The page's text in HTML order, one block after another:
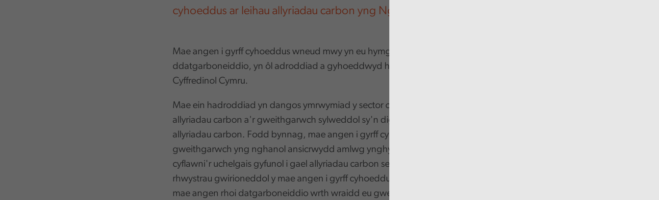
cyhoeddus ar leihau allyriadau carbon yng Nghymru
Mae angen i gyrff cyhoeddus wneud mwy yn eu hymgyrch i
ddatgarboneiddio, yn ôl adroddiad a gyhoeddwyd heddiw gan Archwilydd
Cyffredinol Cymru.
Mae ein hadroddiad yn dangos ymrwymiad y sector cyhoeddus i leihau
allyriadau carbon a'r gweithgarwch sylweddol sy'n digwydd i leihau
allyriadau carbon. Fodd bynnag, mae angen i gyrff cyhoeddus gyflymu eu
gweithgarwch yng nghanol ansicrwydd amlwg ynghylch a fyddant yn
cyflawni'r uchelgais gyfunol i gael allyriadau carbon sero-net erbyn 2030. Mae
rhwystrau gwirioneddol y mae angen i gyrff cyhoeddus fynd i'r afael â nhw, ac
mae angen rhoi datgarboneiddio wrth wraidd eu gweithgareddau o ddydd i